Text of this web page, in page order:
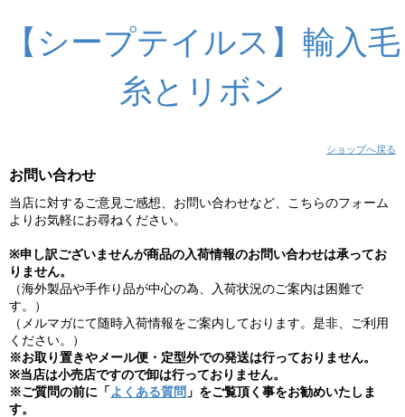
【シープテイルス】輸入毛
糸とリボン
ショップへ戻る
お問い合わせ
当店に対するご意見ご感想、お問い合わせなど、こちらのフォーム
よりお気軽にお尋ねください。
※申し訳ございませんが商品の入荷情報のお問い合わせは承ってお
りません。
（海外製品や手作り品が中心の為、入荷状況のご案内は困難で
す。）
（メルマガにて随時入荷情報をご案内しております。是非、ご利用
ください。）
※お取り置きやメール便・定型外での発送は行っておりません。
※当店は小売店ですので卸は行っておりません。
※ご質問の前に「よくある質問 」をご覧頂く事をお勧めいたしま
す。